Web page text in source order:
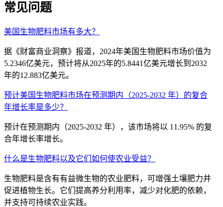
常见问题
美国生物肥料市场有多大？
据《财富商业洞察》报道，2024年美国生物肥料市场价值为
5.2346亿美元，预计将从2025年的5.8441亿美元增长到2032
年的12.883亿美元。
预计美国生物肥料市场在预测期内（2025-2032 年）的复合
年增长率是多少？
预计在预测期内（2025-2032 年），该市场将以 11.95% 的复
合年增长率增长。
什么是生物肥料以及它们如何使农业受益？
生物肥料是含有有益微生物的农业肥料，可增强土壤肥力并
促进植物生长。它们提高养分利用率，减少对化肥的依赖，
并支持可持续农业实践。